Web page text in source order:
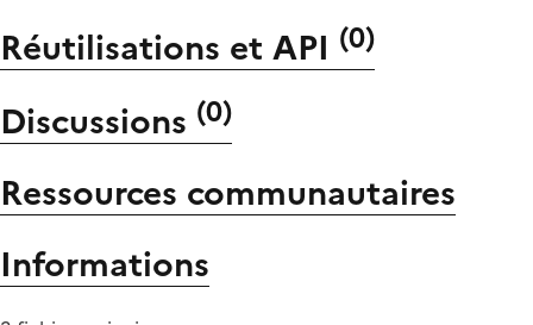
Réutilisations et API (0)
Discussions (0)
Ressources communautaires
Informations